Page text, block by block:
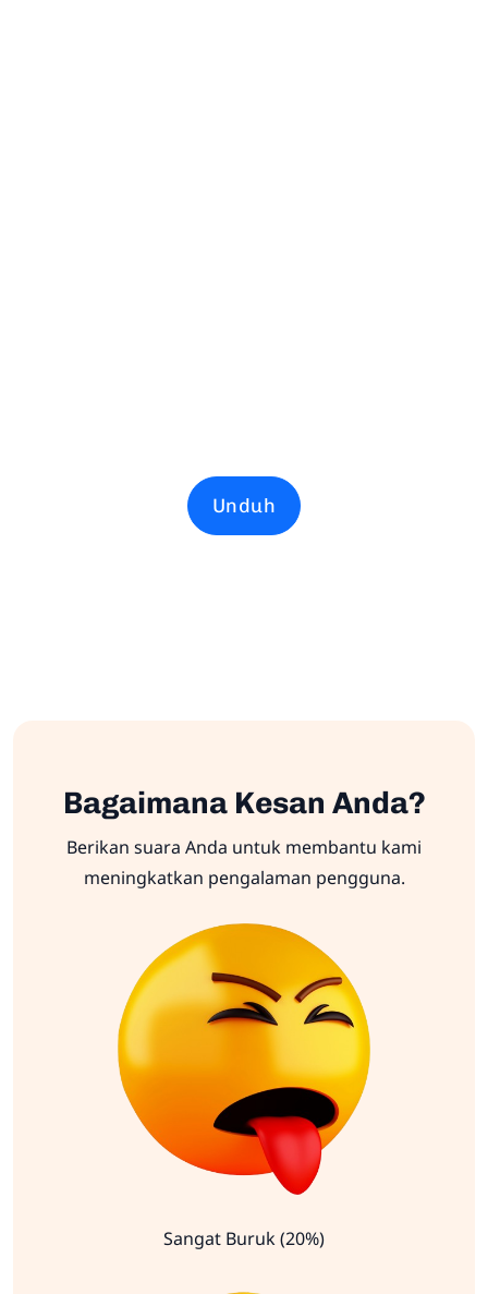
Unduh
Bagaimana Kesan Anda?
Berikan suara Anda untuk membantu kami
meningkatkan pengalaman pengguna.
Sangat Buruk (20%)